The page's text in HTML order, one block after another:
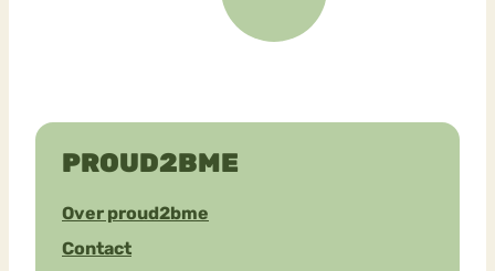
PROUD2BME
Over proud2bme
Contact